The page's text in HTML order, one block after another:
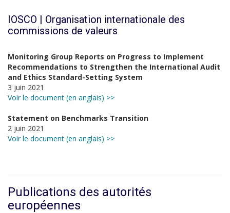
IOSCO | Organisation internationale des
commissions de valeurs
Monitoring Group Reports on Progress to Implement
Recommendations to Strengthen the International Audit
and Ethics Standard-Setting System
3 juin 2021
Voir le document (en anglais) >>
Statement on Benchmarks Transition
2 juin 2021
Voir le document (en anglais) >>
Publications des autorités
européennes